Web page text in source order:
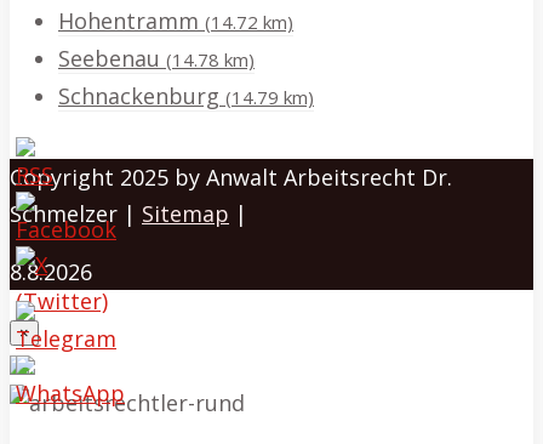
Hohentramm (14.72 km)
Seebenau (14.78 km)
Schnackenburg (14.79 km)
Copyright 2025 by Anwalt Arbeitsrecht Dr.
Schmelzer | Sitemap |
8.8.2026
×